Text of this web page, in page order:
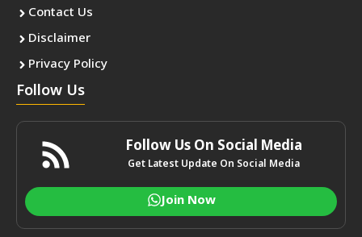
Contact Us
Disclaimer
Privacy Policy
Follow Us
Follow Us On Social Media
Get Latest Update On Social Media
Join Now